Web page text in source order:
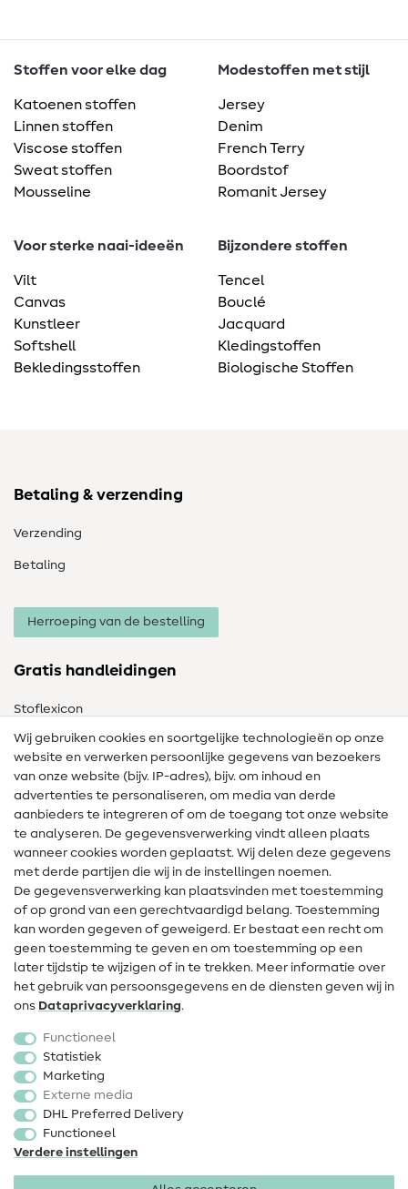
Stoffen voor elke dag
Katoenen stoffen
Linnen stoffen
Viscose stoffen
Sweat stoffen
Mousseline
Modestoffen met stijl
Jersey
Denim
French Terry
Boordstof
Romanit Jersey
Voor sterke naai-ideeën
Vilt
Canvas
Kunstleer
Softshell
Bekledingsstoffen
Bijzondere stoffen
Tencel
Bouclé
Jacquard
Kledingstoffen
Biologische Stoffen
Betaling & verzending
Verzending
Betaling
Herroeping van de bestelling
Gratis handleidingen
Stoflexicon
Naailexicon
Gratis Naaipatronen
Hulp & contact
Contact
Wijziging van eigenaar
FAQ
Herroepingsrecht
Populair
Fournituren
Sale
Wij gebruiken cookies en soortgelijke technologieën op onze
website en verwerken persoonlijke gegevens van bezoekers
van onze website (bijv. IP-adres), bijv. om inhoud en
advertenties te personaliseren, om media van derde
aanbieders te integreren of om de toegang tot onze website
te analyseren. De gegevensverwerking vindt alleen plaats
wanneer cookies worden geplaatst. Wij delen deze gegevens
met derde partijen die wij in de instellingen noemen.
De gegevensverwerking kan plaatsvinden met toestemming
of op grond van een gerechtvaardigd belang. Toestemming
kan worden gegeven of geweigerd. Er bestaat een recht om
geen toestemming te geven en om toestemming op een
later tijdstip te wijzigen of in te trekken. Meer informatie over
het gebruik van persoonsgegevens en de diensten geven wij in
ons Data­privacy­verklaring.
Functioneel
Statistiek
Marketing
Externe media
DHL Preferred Delivery
Functioneel
Verdere instellingen